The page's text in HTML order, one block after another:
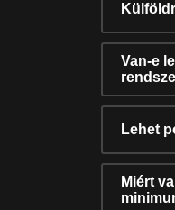
Van-e
Lehet
Miért